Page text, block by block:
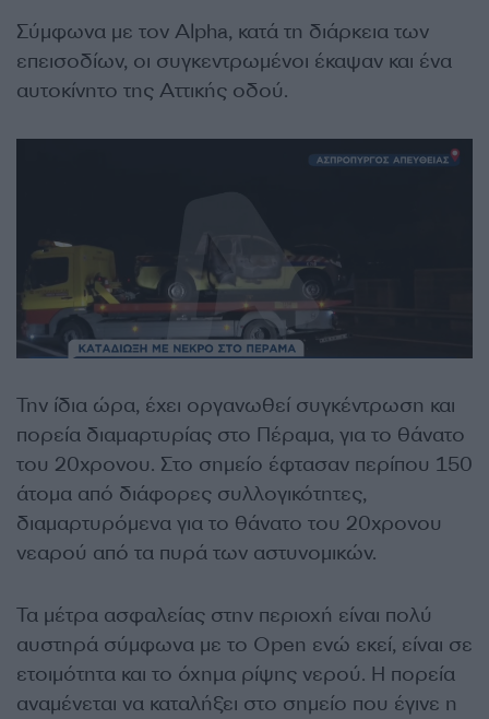
Σύμφωνα με τον Alpha, κατά τη διάρκεια των
επεισοδίων, οι συγκεντρωμένοι έκαψαν και ένα
αυτοκίνητο της Αττικής οδού.
Την ίδια ώρα, έχει οργανωθεί συγκέντρωση και
πορεία διαμαρτυρίας στο Πέραμα, για το θάνατο
του 20χρονου. Στο σημείο έφτασαν περίπου 150
άτομα από διάφορες συλλογικότητες,
διαμαρτυρόμενα για το θάνατο του 20χρονου
νεαρού από τα πυρά των αστυνομικών.
Τα μέτρα ασφαλείας στην περιοχή είναι πολύ
αυστηρά σύμφωνα με το Open ενώ εκεί, είναι σε
ετοιμότητα και το όχημα ρίψης νερού. Η πορεία
αναμένεται να καταλήξει στο σημείο που έγινε η